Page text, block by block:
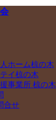
ホーム椋の木
イ椋の木
事業所 椋の木
合せ